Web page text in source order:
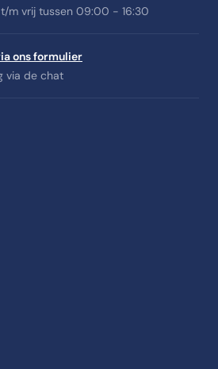
m vrij tussen 09:00 - 16:30
ons formulier
via de chat